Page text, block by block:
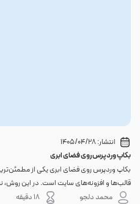
انتشار:1405/04/28
بکاپ وردپرس روی فضای ابری
بکاپ وردپرس روی فضای ابری یکی از
قالب‌ها و افزونه‌های سایت است. در این روش،
هاست اصلی باقی بماند، به یک فضای جداگانه
محمد دلجو 18 دقیقه